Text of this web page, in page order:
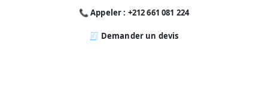
📞 Appeler : +212 661 081 224
🧾 Demander un devis